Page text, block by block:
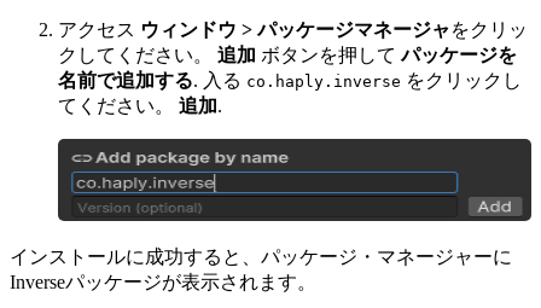
アクセス ウィンドウ > パッケージマネージャ をクリッ
クしてください。 追加 ボタンを押してパッケージを
名前で追加する. 入る co.haply.inverse をクリックし
てください。 追加.
インストールに成功すると、パッケージ・マネージャーに
Inverseパッケージが表示されます。